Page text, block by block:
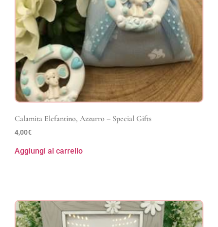
Calamita Elefantino, Azzurro – Special Gifts
4,00€
Aggiungi al carrello